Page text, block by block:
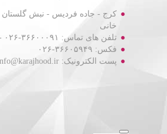
خانی
تلفن های تماس: ۳۶۶۰۰۰۹۱-۰۲۶ - ۳۶۶۰۲۷۴۰-۰۲۶
فکس: ۳۶۶۰۵۹۴۹-۰۲۶
پست الکترونیک: info@karajhood.ir